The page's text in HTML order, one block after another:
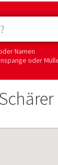
Namen
oder